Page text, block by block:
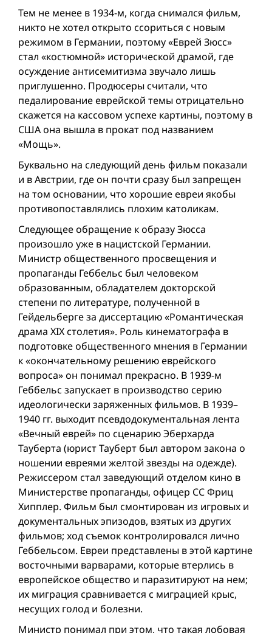
Тем не менее в 1934-м, когда снимался фильм,
никто не хотел открыто ссориться с новым
режимом в Германии, поэтому «Еврей Зюсс»
стал «костюмной» исторической драмой, где
осуждение антисемитизма звучало лишь
приглушенно. Продюсеры считали, что
педалирование еврейской темы отрицательно
скажется на кассовом успехе картины, поэтому в
США она вышла в прокат под названием
«Мощь».
Буквально на следующий день фильм показали
и в Австрии, где он почти сразу был запрещен
на том основании, что хорошие евреи якобы
противопоставлялись плохим католикам.
Следующее обращение к образу Зюсса
произошло уже в нацистской Германии.
Министр общественного просвещения и
пропаганды Геббельс был человеком
образованным, обладателем докторской
степени по литературе, полученной в
Гейдельберге за диссертацию «Романтическая
драма XIX столетия». Роль кинематографа в
подготовке общественного мнения в Германии
к «окончательному решению еврейского
вопроса» он понимал прекрасно. В 1939-м
Геббельс запускает в производство серию
идеологически заряженных фильмов. В 1939–
1940 гг. выходит псевдодокументальная лента
«Вечный еврей» по сценарию Эберхарда
Тауберта (юрист Тауберт был автором закона о
ношении евреями желтой звезды на одежде).
Режиссером стал заведующий отделом кино в
Министерстве пропаганды, офицер СС Фриц
Хипплер. Фильм был смонтирован из игровых и
документальных эпизодов, взятых из других
фильмов; ход съемок контролировался лично
Геббельсом. Евреи представлены в этой картине
восточными варварами, которые втерлись в
европейское общество и паразитируют на нем;
их миграция сравнивается с миграцией крыс,
несущих голод и болезни.
Министр понимал при этом, что такая лобовая